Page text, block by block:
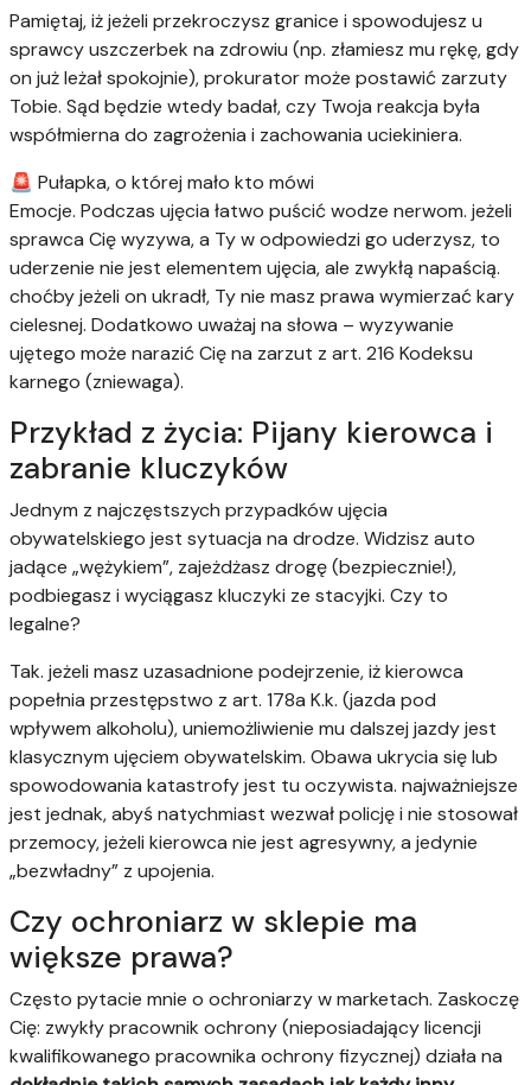
Pamiętaj, iż jeżeli przekroczysz granice i spowodujesz u
sprawcy uszczerbek na zdrowiu (np. złamiesz mu rękę, gdy
on już leżał spokojnie), prokurator może postawić zarzuty
Tobie. Sąd będzie wtedy badał, czy Twoja reakcja była
współmierna do zagrożenia i zachowania uciekiniera.
🚨 Pułapka, o której mało kto mówi
Emocje. Podczas ujęcia łatwo puścić wodze nerwom. jeżeli
sprawca Cię wyzywa, a Ty w odpowiedzi go uderzysz, to
uderzenie nie jest elementem ujęcia, ale zwykłą napaścią.
choćby jeżeli on ukradł, Ty nie masz prawa wymierzać kary
cielesnej. Dodatkowo uważaj na słowa – wyzywanie
ujętego może narazić Cię na zarzut z art. 216 Kodeksu
karnego (zniewaga).
Przykład z życia: Pijany kierowca i
zabranie kluczyków
Jednym z najczęstszych przypadków ujęcia
obywatelskiego jest sytuacja na drodze. Widzisz auto
jadące „wężykiem”, zajeżdżasz drogę (bezpiecznie!),
podbiegasz i wyciągasz kluczyki ze stacyjki. Czy to
legalne?
Tak. jeżeli masz uzasadnione podejrzenie, iż kierowca
popełnia przestępstwo z art. 178a K.k. (jazda pod
wpływem alkoholu), uniemożliwienie mu dalszej jazdy jest
klasycznym ujęciem obywatelskim. Obawa ukrycia się lub
spowodowania katastrofy jest tu oczywista. najważniejsze
jest jednak, abyś natychmiast wezwał policję i nie stosował
przemocy, jeżeli kierowca nie jest agresywny, a jedynie
„bezwładny” z upojenia.
Czy ochroniarz w sklepie ma
większe prawa?
Często pytacie mnie o ochroniarzy w marketach. Zaskoczę
Cię: zwykły pracownik ochrony (nieposiadający licencji
kwalifikowanego pracownika ochrony fizycznej) działa na